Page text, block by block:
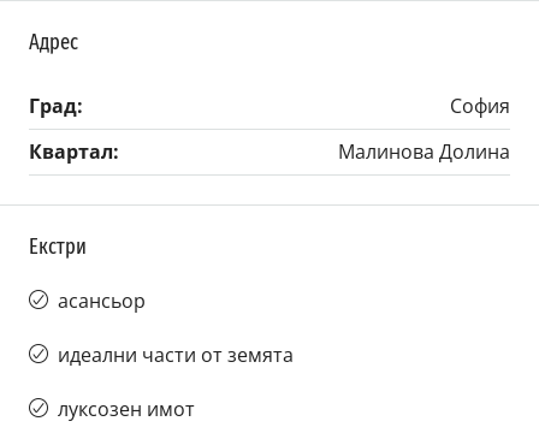
Адрес
Град:
София
Квартал:
Малинова Долина
Екстри
асансьор
идеални части от земята
луксозен имот